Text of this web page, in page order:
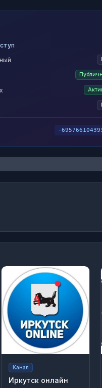
-
Канал
Иркутск онлайн